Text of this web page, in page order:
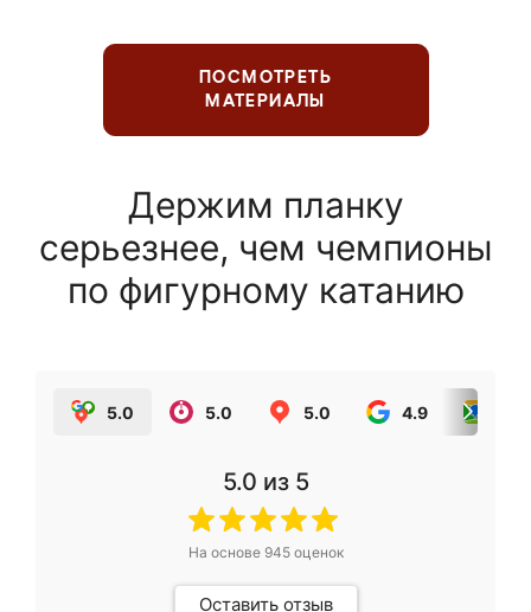
ПОСМОТРЕТЬ
МАТЕРИАЛЫ
Держим планку
серьезнее, чем чемпионы
по фигурному катанию
5.0 5.0 5.0 4.9
5.0 из 5
На основе 945оценок
Оставить отзыв